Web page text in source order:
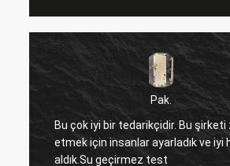
haberler
sürekli
Ben sadece satıcı
malları aldım ve bu
çok memnunum. Her